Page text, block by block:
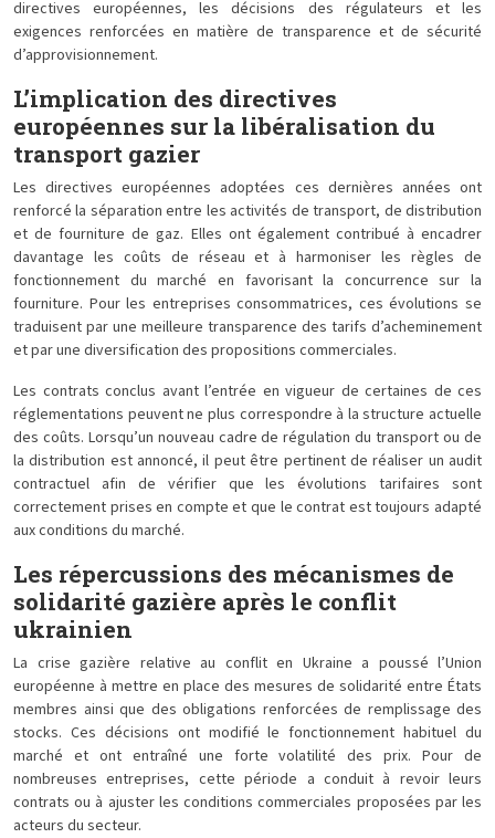
directives européennes, les décisions des régulateurs et les
exigences renforcées en matière de transparence et de sécurité
d’approvisionnement.
L’implication des directives
européennes sur la libéralisation du
transport gazier
Les directives européennes adoptées ces dernières années ont
renforcé la séparation entre les activités de transport, de distribution
et de fourniture de gaz. Elles ont également contribué à encadrer
davantage les coûts de réseau et à harmoniser les règles de
fonctionnement du marché en favorisant la concurrence sur la
fourniture. Pour les entreprises consommatrices, ces évolutions se
traduisent par une meilleure transparence des tarifs d’acheminement
et par une diversification des propositions commerciales.
Les contrats conclus avant l’entrée en vigueur de certaines de ces
réglementations peuvent ne plus correspondre à la structure actuelle
des coûts. Lorsqu’un nouveau cadre de régulation du transport ou de
la distribution est annoncé, il peut être pertinent de réaliser un audit
contractuel afin de vérifier que les évolutions tarifaires sont
correctement prises en compte et que le contrat est toujours adapté
aux conditions du marché.
Les répercussions des mécanismes de
solidarité gazière après le conflit
ukrainien
La crise gazière relative au conflit en Ukraine a poussé l’Union
européenne à mettre en place des mesures de solidarité entre États
membres ainsi que des obligations renforcées de remplissage des
stocks. Ces décisions ont modifié le fonctionnement habituel du
marché et ont entraîné une forte volatilité des prix. Pour de
nombreuses entreprises, cette période a conduit à revoir leurs
contrats ou à ajuster les conditions commerciales proposées par les
acteurs du secteur.